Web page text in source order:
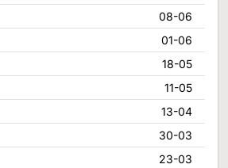
08-06
01-06
18-05
11-05
13-04
30-03
23-03